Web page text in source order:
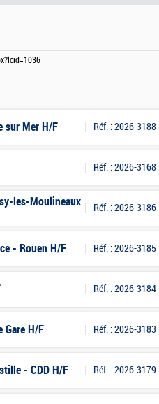
sur Mer H/F Réf. : 2026-3188
Réf. : 2026-3168
les-Moulineaux
Réf. : 2026-3186
- Rouen H/F Réf. : 2026-3185
Réf. : 2026-3184
Gare H/F Réf. : 2026-3183
- CDD H/F Réf. : 2026-3179